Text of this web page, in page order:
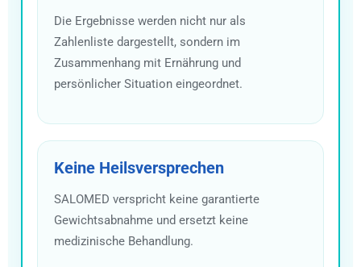
Die Ergebnisse werden nicht nur als
Zahlenliste dargestellt, sondern im
Zusammenhang mit Ernährung und
persönlicher Situation eingeordnet.
Keine Heilsversprechen
SALOMED verspricht keine garantierte
Gewichtsabnahme und ersetzt keine
medizinische Behandlung.